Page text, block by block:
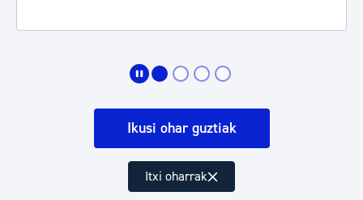
Ikusi ohar guztiak
Itxi oharrak